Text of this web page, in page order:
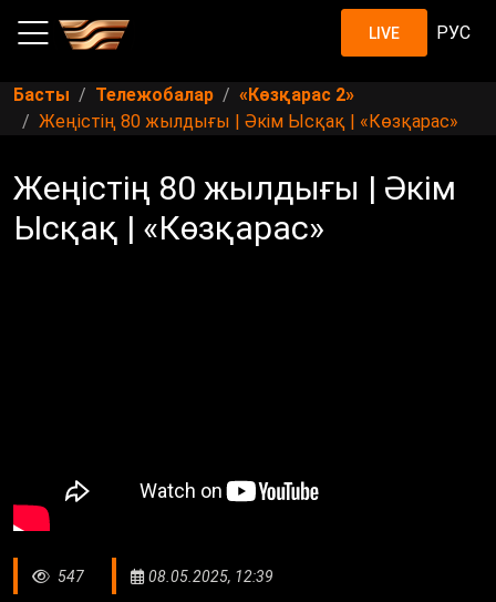
LIVE РУС
Басты Тележобалар
«Көзқарас 2»
Жеңістің 80 жылдығы | Әкім Ысқақ | «Көзқарас»
Жеңістің 80 жылдығы | Әкім
Ысқақ | «Көзқарас»
547 08.05.2025, 12:39